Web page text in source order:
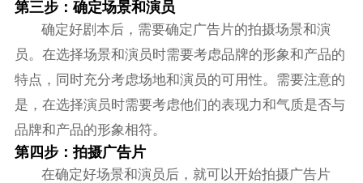
第三步：确定场景和演员
确定好剧本后，需要确定广告片的拍摄场景和演
员。在选择场景和演员时需要考虑品牌的形象和产品的
特点，同时充分考虑场地和演员的可用性。需要注意的
是，在选择演员时需要考虑他们的表现力和气质是否与
品牌和产品的形象相符。
第四步：拍摄广告片
在确定好场景和演员后，就可以开始拍摄广告片